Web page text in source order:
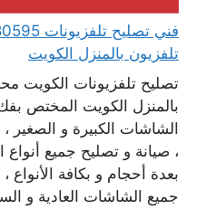
تلفزيون بالمنزل الكويت
تصليح تلفزيونات الكويت
بالمنزل الكويت المختص
الشاشات الكبيرة و الصغير
، صيانة و تصليح جميع أنواع
بعدة أحجام و بكافة الأنواع
جميع الشاشات العادية و